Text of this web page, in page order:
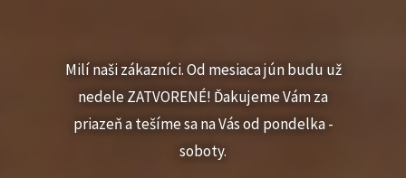
Milí naši zákazníci. Od mesiaca jún budu už
nedele ZATVORENÉ! Ďakujeme Vám za
priazeň a tešíme sa na Vás od pondelka -
soboty.